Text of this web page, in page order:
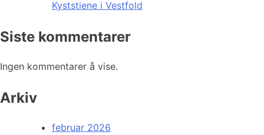
Kyststiene i Vestfold
Siste kommentarer
Ingen kommentarer å vise.
Arkiv
februar 2026